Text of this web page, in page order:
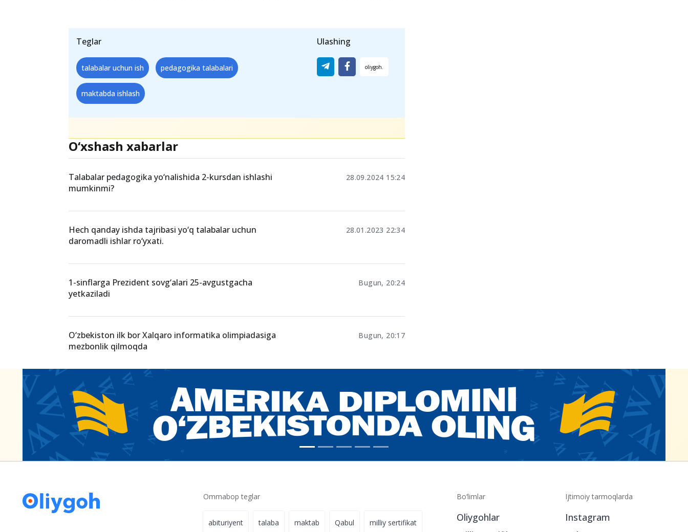
Teglar
talabalar uchun ish pedagogika talabalari
maktabda ishlash
Ulashing
O‘xshash xabarlar
Talabalar pedagogika yo‘nalishida 2-kursdan ishlashi
mumkinmi?
28.09.2024 15:24
Hech qanday ishda tajribasi yo‘q talabalar uchun
daromadli ishlar ro‘yxati.
28.01.2023 22:34
1-sinflarga Prezident sovg‘alari 25-avgustgacha
yetkaziladi
Bugun, 20:24
O‘zbekiston ilk bor Xalqaro informatika olimpiadasiga
mezbonlik qilmoqda
Bugun, 20:17
Ommabop teglar
abituriyent talaba maktab Qabul milliy sertifikat
Bo‘limlar
Oliygohlar
Ijtimoiy tarmoqlarda
Instagram